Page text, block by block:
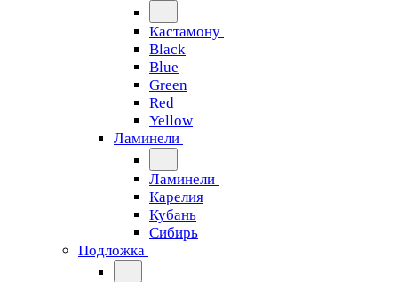
Кастамону
Black
Blue
Green
Red
Yellow
Ламинели
Ламинели
Карелия
Кубань
Сибирь
Подложка